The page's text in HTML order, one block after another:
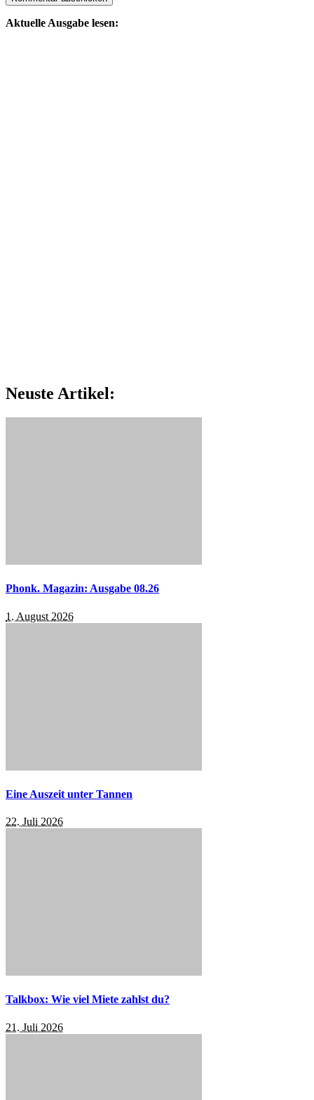
Aktuelle Ausgabe lesen:
Neuste Artikel:
Phonk. Magazin: Ausgabe 08.26
1. August 2026
Eine Auszeit unter Tannen
22. Juli 2026
Talkbox: Wie viel Miete zahlst du?
21. Juli 2026